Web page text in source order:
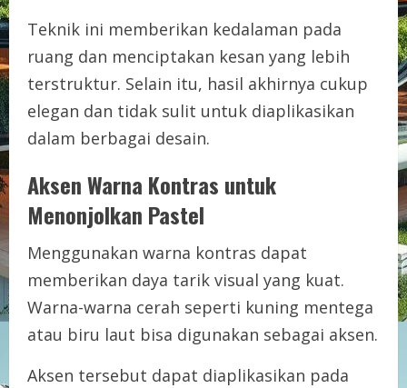
Teknik ini memberikan kedalaman pada
ruang dan menciptakan kesan yang lebih
terstruktur. Selain itu, hasil akhirnya cukup
elegan dan tidak sulit untuk diaplikasikan
dalam berbagai desain.
Aksen Warna Kontras untuk
Menonjolkan Pastel
Menggunakan warna kontras dapat
memberikan daya tarik visual yang kuat.
Warna-warna cerah seperti kuning mentega
atau biru laut bisa digunakan sebagai aksen.
Aksen tersebut dapat diaplikasikan pada